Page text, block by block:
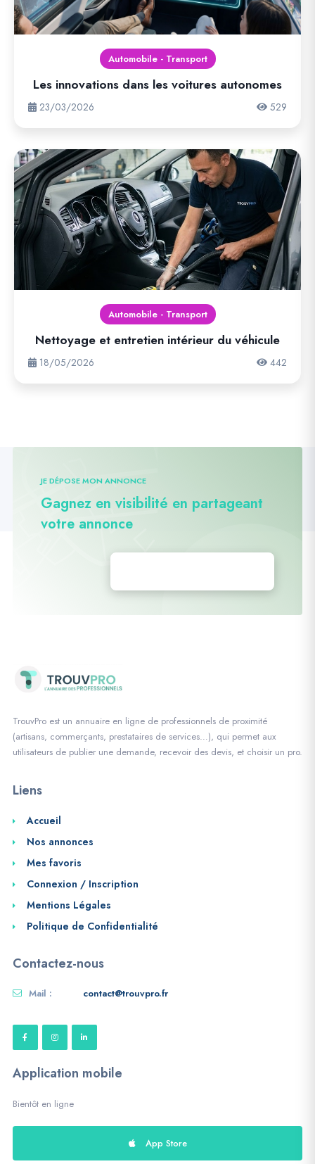
Automobile - Transport
Les innovations dans les voitures autonomes
23/03/2026 529
Automobile - Transport
Nettoyage et entretien intérieur du véhicule
18/05/2026 442
JE DÉPOSE MON ANNONCE
Gagnez en visibilité en partageant
votre annonce
TrouvPro est un annuaire en ligne de professionnels de proximité
(artisans, commerçants, prestataires de services…), qui permet aux
utilisateurs de publier une demande, recevoir des devis, et choisir un pro.
Liens
Accueil
Nos annonces
Mes favoris
Connexion / Inscription
Mentions Légales
Politique de Confidentialité
Contactez-nous
Mail : contact@trouvpro.fr
Application mobile
Bientôt en ligne
App Store